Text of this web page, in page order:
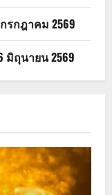
รกฎาคม 2569
มิถุนายน 2569